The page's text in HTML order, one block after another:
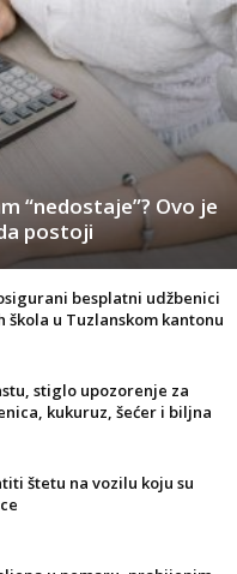
“nedostaje”? Ovo je
postoji
besplatni udžbenici
škola u Tuzlanskom kantonu
stiglo upozorenje za
kukuruz, šećer i biljna
štetu na vozilu koju su